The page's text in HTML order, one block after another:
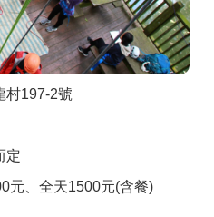
村197-2號
定
元、全天1500元(含餐)